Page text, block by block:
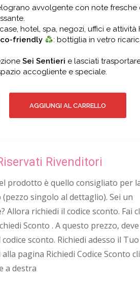
avvolgente con note fresche
hotel, spa, negozi, uffici e attività
friendly
: bottiglia in vetro
Sei Sentieri e lasciati
accogliente e speciale.
AGGIUNGI AL CARRELLO
Rivenditori
prodotto è quello consigliato per
singolo al dettaglio). Sei un
Allora richiedi il codice sconto. Fai
Sconto . A questo prezzo,
sconto. Richiedi adesso il Tuo
pagina Richiedi Codice Sconto
a destra